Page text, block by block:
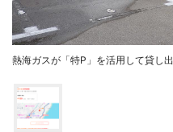
熱海ガスが「特P」を活用して貸し